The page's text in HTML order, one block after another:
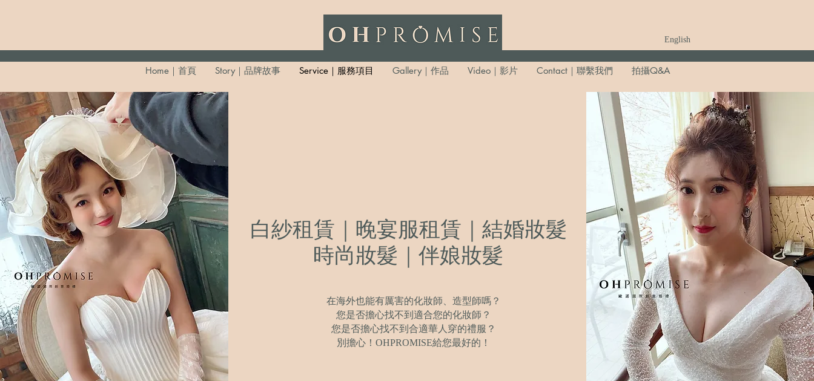
English
Home｜首頁 Story｜品牌故事 Service｜服務項目 Gallery｜作品 Video｜影片 Contact｜聯繫我們 拍攝Q&A
白紗租賃｜晚宴服租賃｜結婚妝髮
時尚妝髮｜伴娘妝髮
在海外也能有厲害的化妝師、造型師嗎？
您是否擔心找不到適合您的化妝師？
您是否擔心找不到合適華人穿的禮服？
別擔心！OHPROMISE給您最好的！